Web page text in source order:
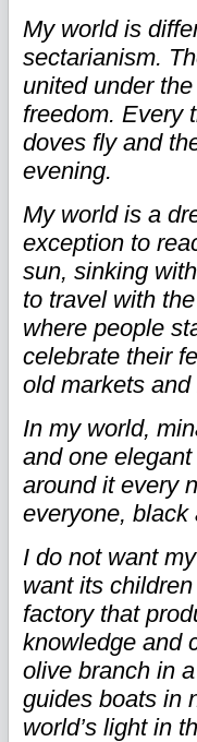
My world is
sectarianism.
united under
freedom. Every
doves fly and
evening.
My world is a
exception to
sun, sinking
to travel with
where people
celebrate their
old markets
In my world,
and one
around it every
everyone, black
I do not want
want its
factory that
knowledge and
olive branch in
guides boats in
world’s light in